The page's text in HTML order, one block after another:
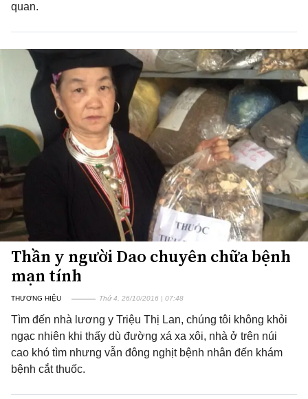
quan.
Thần y người Dao chuyên chữa bệnh
mạn tính
THƯƠNG HIỆU Thứ 4, 26/10/2016 | 07:48
Tìm đến nhà lương y Triệu Thị Lan, chúng tôi không khỏi
ngạc nhiên khi thấy dù đường xá xa xôi, nhà ở trên núi
cao khó tìm nhưng vẫn đông nghịt bệnh nhân đến khám
bệnh cắt thuốc.